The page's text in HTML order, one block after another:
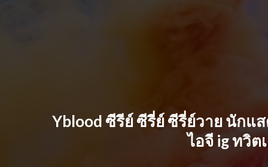
Yblood ซีรีย์ ซีรี่ย์ ซีรี่ย์วาย นักแ
ไอจี ig ทวิต